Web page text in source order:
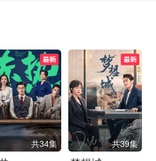
共34集 共39集